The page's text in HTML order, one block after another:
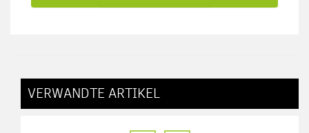
VERWANDTE ARTIKEL